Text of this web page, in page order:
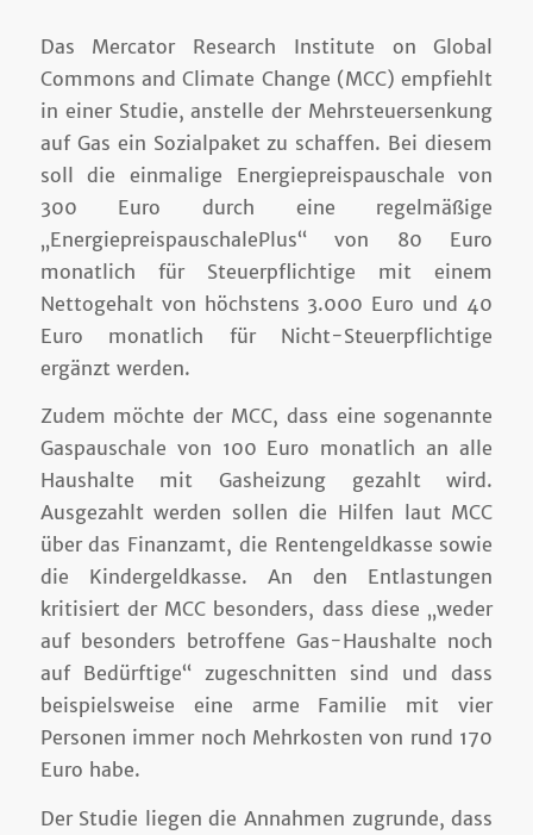
Das Mercator Research Institute on Global
Commons and Climate Change (MCC) empfiehlt
in einer Studie, anstelle der Mehrsteuersenkung
auf Gas ein Sozialpaket zu schaffen. Bei diesem
soll die einmalige Energiepreispauschale von
300 Euro durch eine regelmäßige
„EnergiepreispauschalePlus“ von 80 Euro
monatlich für Steuerpflichtige mit einem
Nettogehalt von höchstens 3.000 Euro und 40
Euro monatlich für Nicht-Steuerpflichtige
ergänzt werden.
Zudem möchte der MCC, dass eine sogenannte
Gaspauschale von 100 Euro monatlich an alle
Haushalte mit Gasheizung gezahlt wird.
Ausgezahlt werden sollen die Hilfen laut MCC
über das Finanzamt, die Rentengeldkasse sowie
die Kindergeldkasse. An den Entlastungen
kritisiert der MCC besonders, dass diese „weder
auf besonders betroffene Gas-Haushalte noch
auf Bedürftige“ zugeschnitten sind und dass
beispielsweise eine arme Familie mit vier
Personen immer noch Mehrkosten von rund 170
Euro habe.
Der Studie liegen die Annahmen zugrunde, dass